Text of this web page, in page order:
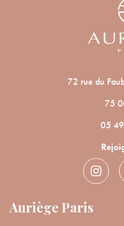
72 rue du
75
05
Auriège Paris